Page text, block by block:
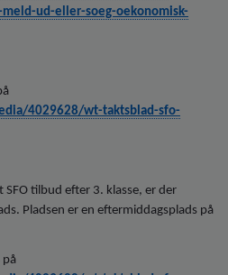
ud-eller-soeg-oekonomisk-
4029628/wt-taktsblad-sfo-
tilbud efter 3. klasse, er der
Pladsen er en eftermiddagsplads på
på